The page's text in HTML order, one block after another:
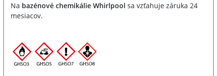
Na bazénové chemikálie Whirlpool sa vzťahuje záruka 24
mesiacov.